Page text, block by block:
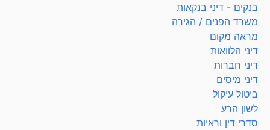
בנקים - דיני בנקאות
משרד הפנים / הגירה
מראה מקום
דיני הלוואות
דיני חברות
דיני מיסים
ביטול עיקול
לשון הרע
סדרי דין וראיות